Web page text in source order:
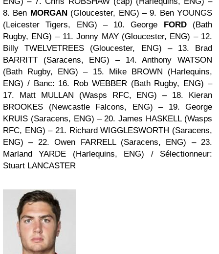
8. Ben MORGAN (Gloucester, ENG) – 9. Ben YOUNGS
(Leicester Tigers, ENG) – 10. George FORD
(Bath
Rugby, ENG) – 11. Jonny MAY (Gloucester, ENG) – 12.
Billy TWELVETREES (Gloucester, ENG) – 13. Brad
BARRITT (Saracens, ENG) – 14. Anthony WATSON
(Bath Rugby, ENG) – 15. Mike BROWN (Harlequins,
ENG) / Banc: 16. Rob WEBBER (Bath Rugby, ENG) –
17. Matt MULLAN (Wasps RFC, ENG) – 18. Kieran
BROOKES (Newcastle Falcons, ENG) – 19. George
KRUIS (Saracens, ENG) – 20. James HASKELL (Wasps
RFC, ENG) – 21. Richard WIGGLESWORTH (Saracens,
ENG) – 22. Owen FARRELL (Saracens, ENG) – 23.
Marland YARDE (Harlequins, ENG) / Sélectionneur:
Stuart LANCASTER